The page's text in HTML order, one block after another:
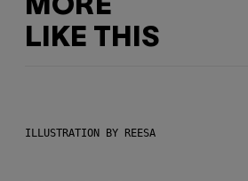
MORE
LIKE THIS
ILLUSTRATION BY REESA